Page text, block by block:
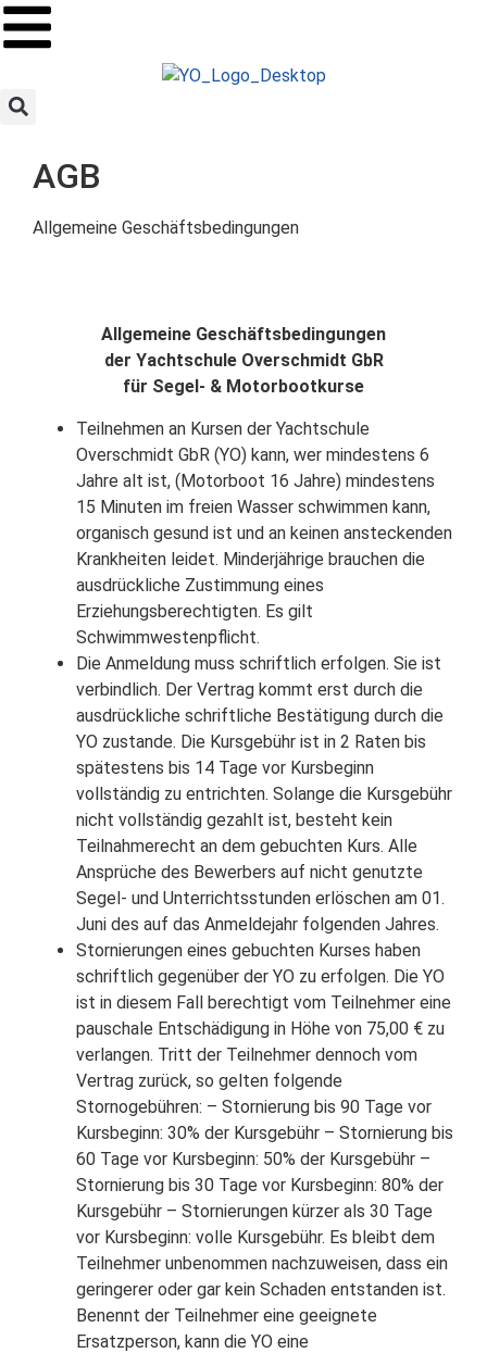
AGB
Allgemeine Geschäftsbedingungen
Allgemeine Geschäftsbedingungen
der Yachtschule Overschmidt GbR
für Segel- & Motorbootkurse
Teilnehmen an Kursen der Yachtschule
Overschmidt GbR (YO) kann, wer mindestens 6
Jahre alt ist, (Motorboot 16 Jahre) mindestens
15 Minuten im freien Wasser schwimmen kann,
organisch gesund ist und an keinen ansteckenden
Krankheiten leidet. Minderjährige brauchen die
ausdrückliche Zustimmung eines
Erziehungsberechtigten. Es gilt
Schwimmwestenpflicht.
Die Anmeldung muss schriftlich erfolgen. Sie ist
verbindlich. Der Vertrag kommt erst durch die
ausdrückliche schriftliche Bestätigung durch die
YO zustande. Die Kursgebühr ist in 2 Raten bis
spätestens bis 14 Tage vor Kursbeginn
vollständig zu entrichten. Solange die Kursgebühr
nicht vollständig gezahlt ist, besteht kein
Teilnahmerecht an dem gebuchten Kurs. Alle
Ansprüche des Bewerbers auf nicht genutzte
Segel- und Unterrichtsstunden erlöschen am 01.
Juni des auf das Anmeldejahr folgenden Jahres.
Stornierungen eines gebuchten Kurses haben
schriftlich gegenüber der YO zu erfolgen. Die YO
ist in diesem Fall berechtigt vom Teilnehmer eine
pauschale Entschädigung in Höhe von 75,00 € zu
verlangen. Tritt der Teilnehmer dennoch vom
Vertrag zurück, so gelten folgende
Stornogebühren: – Stornierung bis 90 Tage vor
Kursbeginn: 30% der Kursgebühr – Stornierung bis
60 Tage vor Kursbeginn: 50% der Kursgebühr –
Stornierung bis 30 Tage vor Kursbeginn: 80% der
Kursgebühr – Stornierungen kürzer als 30 Tage
vor Kursbeginn: volle Kursgebühr. Es bleibt dem
Teilnehmer unbenommen nachzuweisen, dass ein
geringerer oder gar kein Schaden entstanden ist.
Benennt der Teilnehmer eine geeignete
Ersatzperson, kann die YO eine